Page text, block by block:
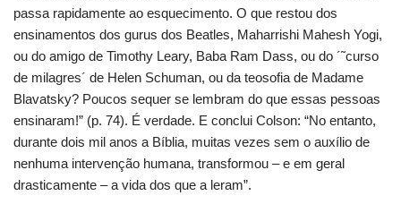
passa rapidamente ao esquecimento. O que restou dos
ensinamentos dos gurus dos Beatles, Maharrishi Mahesh Yogi,
ou do amigo de Timothy Leary, Baba Ram Dass, ou do ´˜curso
de milagres´ de Helen Schuman, ou da teosofia de Madame
Blavatsky? Poucos sequer se lembram do que essas pessoas
ensinaram!” (p. 74). É verdade. E conclui Colson: “No entanto,
durante dois mil anos a Bíblia, muitas vezes sem o auxílio de
nenhuma intervenção humana, transformou – e em geral
drasticamente – a vida dos que a leram”.